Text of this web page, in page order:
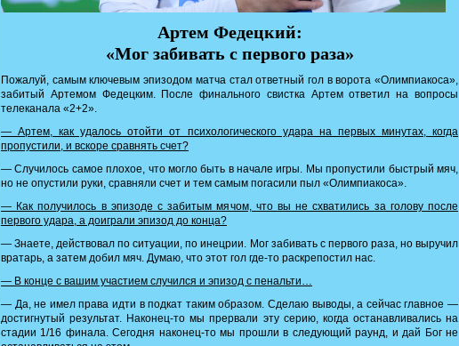
Артем Федецкий:
«Мог забивать с первого раза»
Пожалуй, самым ключевым эпизодом матча стал ответный гол в ворота «Олимпиакоса»,
забитый Артемом Федецким. После финального свистка Артем ответил на вопросы
телеканала «2+2».
— Артем, как удалось отойти от психологического удара на первых минутах, когда
пропустили, и вскоре сравнять счет?
— Cлучилось самое плохое, что могло быть в начале игры. Мы пропустили быстрый мяч,
но не опустили руки, сравняли счет и тем самым погасили пыл «Олимпиакоса».
— Как получилось в эпизоде с забитым мячом, что вы не схватились за голову после
первого удара, а доиграли эпизод до конца?
— Знаете, действовал по ситуации, по инецрии. Мог забивать с первого раза, но выручил
вратарь, а затем добил мяч. Думаю, что этот гол где-то раскрепостил нас.
— В конце с вашим участием случился и эпизод с пенальти…
— Да, не имел права идти в подкат таким образом. Сделаю выводы, а сейчас главное —
достигнутый результат. Наконец-то мы прервали эту серию, когда останавливались на
стадии 1/16 финала. Сегодня наконец-то мы прошли в следующий раунд, и дай Бог не